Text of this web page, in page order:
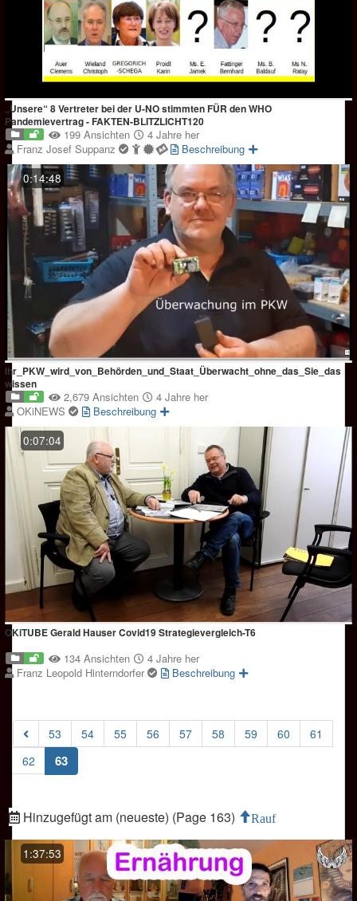
„Unsere“ 8 Vertreter bei der U-NO stimmten FÜR den WHO
Pandemievertrag - FAKTEN-BLITZLICHT120
199 Ansichten
4 Jahre her
Franz Josef Suppanz
Beschreibung
0:14:48
Ihr_PKW_wird_von_Behörden_und_Staat_Überwacht_ohne_das_Sie_das
wissen
2,679 Ansichten
4 Jahre her
OKiNEWS
Beschreibung
0:07:04
OKiTUBE Gerald Hauser Covid19 Strategievergleich-T6
134 Ansichten
4 Jahre her
Franz Leopold Hinterndorfer
Beschreibung
53 54 55 56 57 58 59 60
61
62
63(current)
Hinzugefügt am (neueste) (Page 163) Rauf
1:37:53